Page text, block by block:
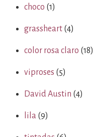
choco (1)
grassheart (4)
color rosa claro (18)
viproses (5)
David Austin (4)
lila (9)